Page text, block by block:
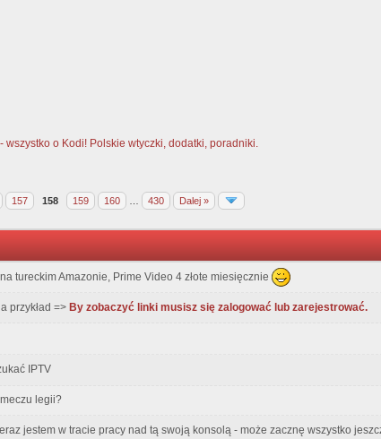
wszystko o Kodi! Polskie wtyczki, dodatki, poradniki.
157 158 159 160 430 Dalej »
tureckim Amazonie, Prime Video 4 złote miesięcznie
przykład => By zobaczyć linki musisz się zalogować lub zarejestrować.
IPTV
legii?
jestem w tracie pracy nad tą swoją konsolą - może zacznę wszystko